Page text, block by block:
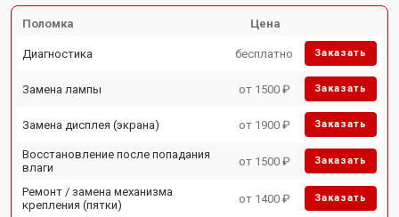
Поломка Цена
Диагностика бесплатно Заказать
Замена лампы от 1500 ₽ Заказать
Замена дисплея (экрана) от 1900 ₽ Заказать
Восстановление после попадания
влаги
от 1500 ₽ Заказать
Ремонт / замена механизма
крепления (пятки)
от 1400 ₽ Заказать